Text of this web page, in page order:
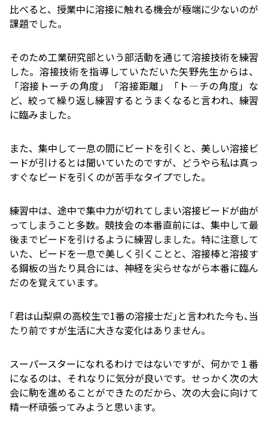
比べると、授業中に溶接に触れる機会が極端に少ないのが
課題でした。
そのため工業研究部という部活動を通じて溶接技術を練習
した。溶接技術を指導していただいた矢野先生からは、
「溶接トーチの角度」「溶接距離」「ト―チの角度」な
ど、絞って繰り返し練習するとうまくなると言われ、練習
に臨みました。
また、集中して一息の間にビードを引くと、美しい溶接ビ
ードが引けるとは聞いていたのですが、どうやら私は真っ
すぐなビードを引くのが苦手なタイプでした。
練習中は、途中で集中力が切れてしまい溶接ビードが曲が
ってしまうこと多数。競技会の本番直前には、集中して最
後までビードを引けるように練習しました。特に注意して
いた、ビードを一息で美しく引くことと、溶接棒と溶接す
る鋼板の当たり具合には、神経を尖らせながら本番に臨ん
だのを覚えています。
｢君は山梨県の高校生で1番の溶接士だ｣と言われた今も､当
たり前ですが生活に大きな変化はありません。
スーパースターになれるわけではないですが、何かで１番
になるのは、それなりに気分が良いです。せっかく次の大
会に駒を進めることができたのだから、次の大会に向けて
精一杯頑張ってみようと思います。